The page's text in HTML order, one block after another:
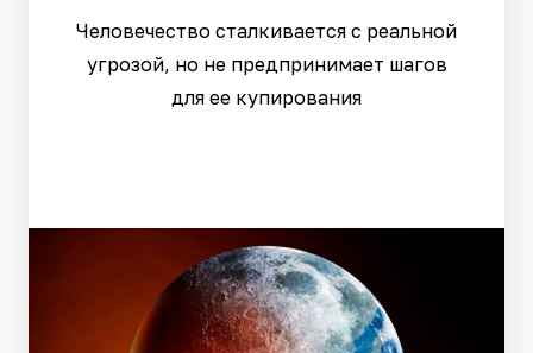
Человечество сталкивается с реальной
угрозой, но не предпринимает шагов
для ее купирования